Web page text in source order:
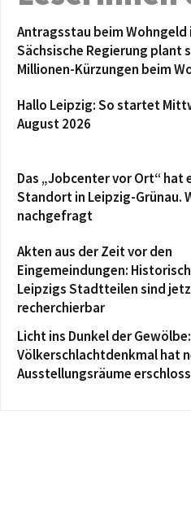
Antragsstau beim Wohngeld
Sächsische Regierung plant
Millionen-Kürzungen beim
Hallo Leipzig: So startet
August 2026
Das „Jobcenter vor Ort“ hat
Standort in Leipzig-Grünau.
nachgefragt
Akten aus der Zeit vor den
Eingemeindungen:
Leipzigs Stadtteilen sind
recherchierbar
Licht ins Dunkel der Gewölbe:
Völkerschlachtdenkmal hat
Ausstellungsräume